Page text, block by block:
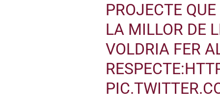
PROJECTE
LA MILLOR DE
VOLDRIA FER
RESPECTE: